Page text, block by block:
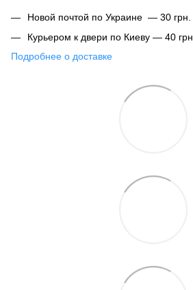
Новой почтой по Украине — 30 грн.
Курьером к двери по Киеву — 40 грн.
Подробнее о доставке